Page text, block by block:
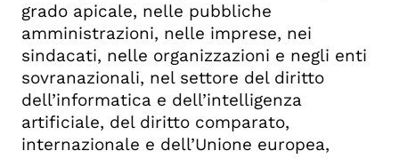
grado apicale, nelle pubbliche
amministrazioni, nelle imprese, nei
sindacati, nelle organizzazioni e negli enti
sovranazionali, nel settore del diritto
dell’informatica e dell’intelligenza
artificiale, del diritto comparato,
internazionale e dell’Unione europea,